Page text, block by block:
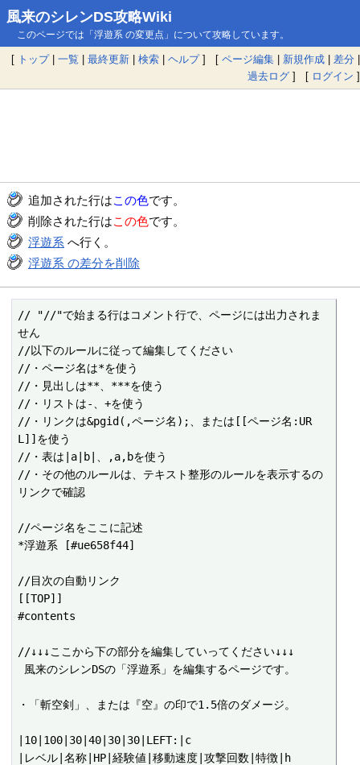
風来のシレンDS攻略Wiki
このページでは「浮遊系 の変更点」について攻略しています。
[ トップ| 一覧 | 最終更新 | 検索 | ヘルプ] [ ページ編集 | 新規作成 | 差分 |
過去ログ ] [ ログイン ]
追加された行はこの色です。
削除された行はこの色です。
浮遊系 へ行く。
浮遊系 の差分を削除
// "//"で始まる行はコメント行で、ページには出力されま
せん
//以下のルールに従って編集してください
//・ページ名は*を使う
//・見出しは**、***を使う
//・リストは-、+を使う
//・リンクは&pgid(,ページ名);、または[[ページ名:UR
L]]を使う
//・表は|a|b|、,a,bを使う
//・その他のルールは、テキスト整形のルールを表示するの
リンクで確認
//ページ名をここに記述
*浮遊系 [#ue658f44]
//目次の自動リンク
[[TOP]]
#contents
//↓↓↓ここから下の部分を編集していってください↓↓↓
・「斬空剣」、または『空』の印で1.5倍のダメージ。
|10|100|30|40|30|30|LEFT:|c
|レベル|名称|HP|経験値|移動速度|攻撃回数|特徴|h